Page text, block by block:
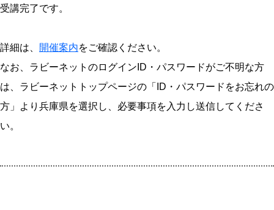
受講完了です。
詳細は、 開催案内をご確認ください。
なお、ラビーネットのログインID・パスワードがご不明な方
は、ラビーネットトップページの「ID・パスワードをお忘れの
方」より兵庫県を選択し、必要事項を入力し送信してくださ
い。